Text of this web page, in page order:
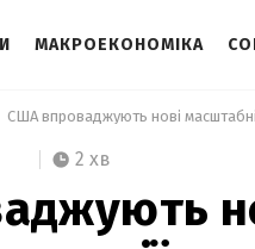
МАКРОЕКОНОМІКА
2 хв